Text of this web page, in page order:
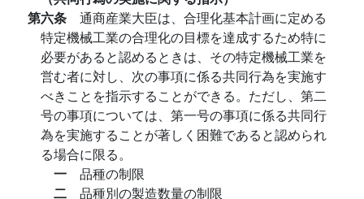
第六条 通商産業大臣は、合理化基本計画に定める
特定機械工業の合理化の目標を達成するため特に
必要があると認めるときは、その特定機械工業を
営む者に対し、次の事項に係る共同行為を実施す
べきことを指示することができる。ただし、第二
号の事項については、第一号の事項に係る共同行
為を実施することが著しく困難であると認められ
る場合に限る。
一 品種の制限
二 品種別の製造数量の制限